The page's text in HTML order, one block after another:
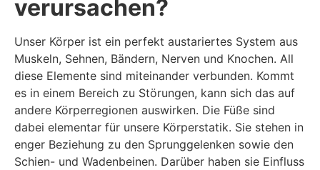
verursachen?
Unser Körper ist ein perfekt austariertes System aus
Muskeln, Sehnen, Bändern, Nerven und Knochen. All
diese Elemente sind miteinander verbunden. Kommt
es in einem Bereich zu Störungen, kann sich das auf
andere Körperregionen auswirken. Die Füße sind
dabei elementar für unsere Körperstatik. Sie stehen in
enger Beziehung zu den Sprunggelenken sowie den
Schien- und Wadenbeinen. Darüber haben sie Einfluss